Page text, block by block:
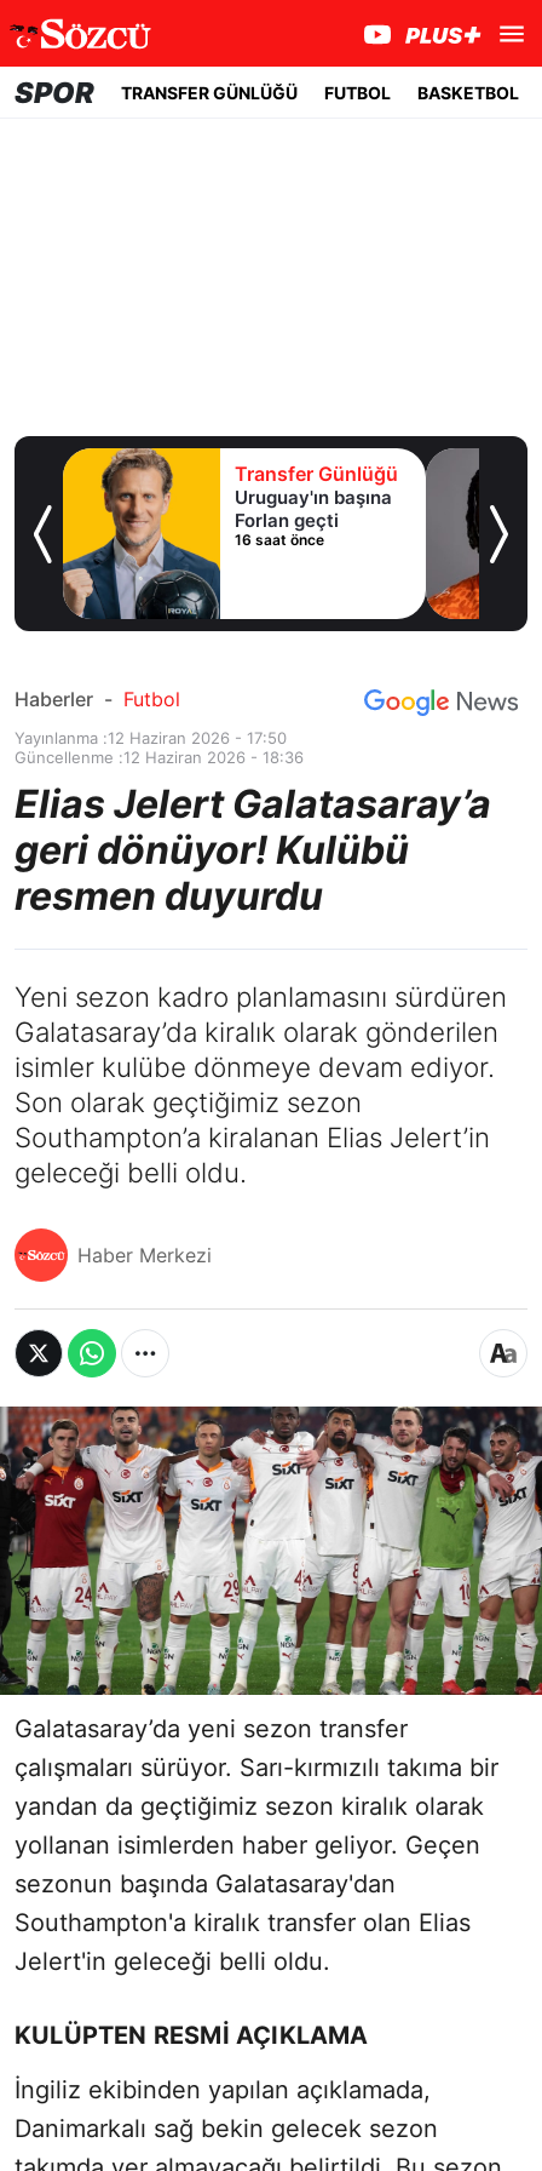
SPOR TRANSFER GÜNLÜĞÜ FUTBOL BASKETBOL
Transfer Günlüğü
Real Madrid yıldız
oyuncuyla 7 yıllık
sözleşme imzaladı
Haberler - Futbol
Yayınlanma :12 Haziran 2026 - 17:50
Güncellenme :12 Haziran 2026 - 18:36
Elias Jelert Galatasaray’a
geri dönüyor! Kulübü
resmen duyurdu
Yeni sezon kadro planlamasını sürdüren
Galatasaray’da kiralık olarak gönderilen
isimler kulübe dönmeye devam ediyor.
Son olarak geçtiğimiz sezon
Southampton’a kiralanan Elias Jelert’in
geleceği belli oldu.
Haber Merkezi
Galatasaray’da yeni sezon transfer
çalışmaları sürüyor. Sarı-kırmızılı takıma bir
yandan da geçtiğimiz sezon kiralık olarak
yollanan isimlerden haber geliyor. Geçen
sezonun başında Galatasaray'dan
Southampton'a kiralık transfer olan Elias
Jelert'in geleceği belli oldu.
KULÜPTEN RESMİ AÇIKLAMA
İngiliz ekibinden yapılan açıklamada,
Danimarkalı sağ bekin gelecek sezon